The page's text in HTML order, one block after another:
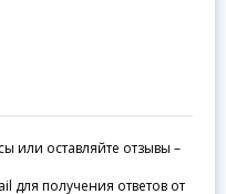
или оставляйте отзывы –
для получения ответов от